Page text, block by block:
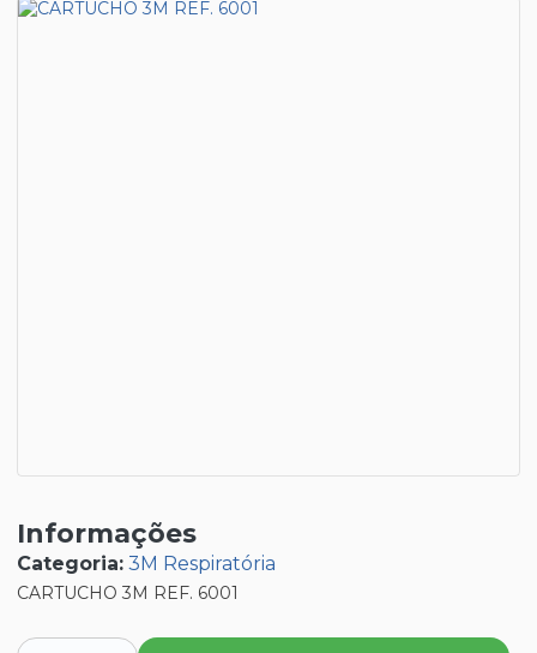
Informações
Categoria: 3M Respiratória
CARTUCHO 3M REF. 6001